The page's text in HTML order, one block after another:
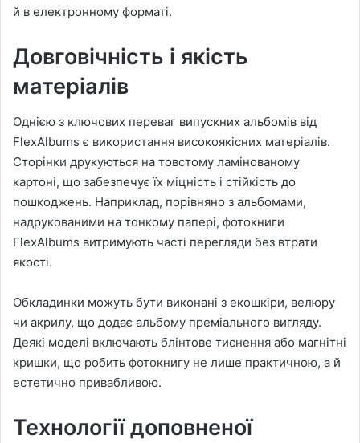
й в електронному форматі.
Довговічність і якість
матеріалів
Однією з ключових переваг випускних альбомів від
FlexAlbums є використання високоякісних матеріалів.
Сторінки друкуються на товстому ламінованому
картоні, що забезпечує їх міцність і стійкість до
пошкоджень. Наприклад, порівняно з альбомами,
надрукованими на тонкому папері, фотокниги
FlexAlbums витримують часті перегляди без втрати
якості.
Обкладинки можуть бути виконані з екошкіри, велюру
чи акрилу, що додає альбому преміального вигляду.
Деякі моделі включають блінтове тиснення або магнітні
кришки, що робить фотокнигу не лише практичною, а й
естетично привабливою.
Технології доповненої